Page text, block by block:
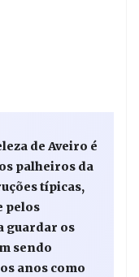
de Aveiro é
palheiros da
típicas,
pelos
guardar os
sendo
anos como